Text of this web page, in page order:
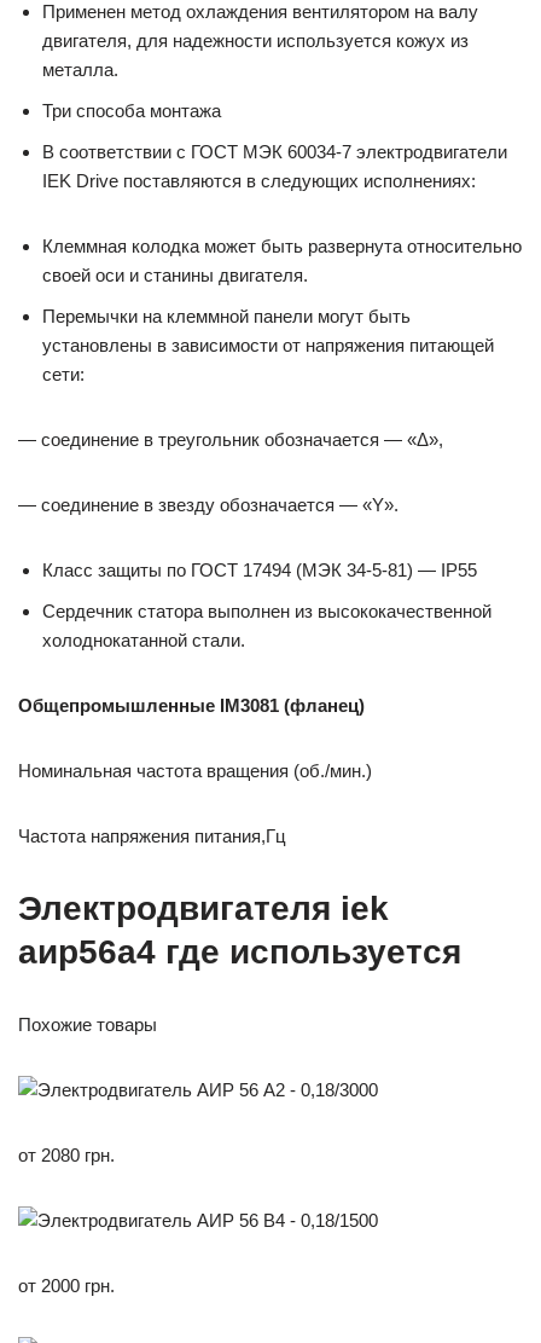
Применен метод охлаждения вентилятором на валу
двигателя, для надежности используется кожух из
металла.
Три способа монтажа
В соответствии с ГОСТ МЭК 60034-7 электродвигатели
IEK Drive поставляются в следующих исполнениях:
Клеммная колодка может быть развернута относительно
своей оси и станины двигателя.
Перемычки на клеммной панели могут быть
установлены в зависимости от напряжения питающей
сети:
— соединение в треугольник обозначается — «Δ»,
— соединение в звезду обозначается — «Y».
Класс защиты по ГОСТ 17494 (МЭК 34-5-81) — IP55
Сердечник статора выполнен из высококачественной
холоднокатанной стали.
Общепромышленные IM3081 (фланец)
Номинальная частота вращения (об./мин.)
Частота напряжения питания,Гц
Электродвигателя iek
аир56а4 где используется
Похожие товары
от 2080 грн.
от 2000 грн.